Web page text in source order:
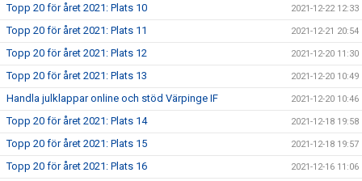
Topp 20 för året 2021: Plats 10 2021-12-22 12:33
Topp 20 för året 2021: Plats 11 2021-12-21 20:54
Topp 20 för året 2021: Plats 12 2021-12-20 11:30
Topp 20 för året 2021: Plats 13 2021-12-20 10:49
Handla julklappar online och stöd Värpinge IF 2021-12-20 10:46
Topp 20 för året 2021: Plats 14 2021-12-18 19:58
Topp 20 för året 2021: Plats 15 2021-12-18 19:57
Topp 20 för året 2021: Plats 16 2021-12-16 11:06